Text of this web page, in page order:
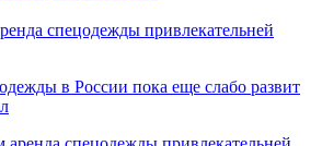
спецодежды привлекательней
в России пока еще слабо развит